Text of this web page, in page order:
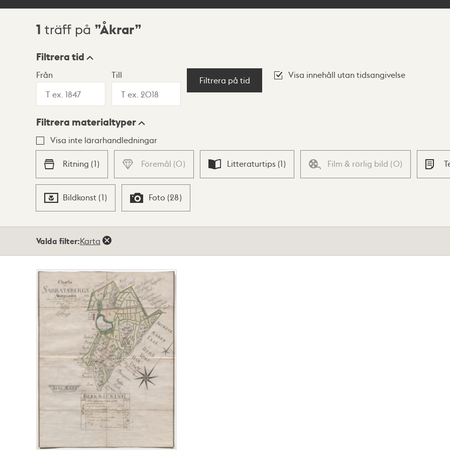
Sökresultat
1 träff på Åkrar
Visningsläge
Lista Karta
Filtrera tid
Från Till
Filtrera på tid
Visa innehåll utan tidsangivelse
Filtrera materialtyper
Visa inte lärarhandledningar
Ritning (1) Föremål (0) Litteraturtips (1) Film & rörlig bild (0)
Bildkonst (1) Foto (28)
Valda filter:Karta